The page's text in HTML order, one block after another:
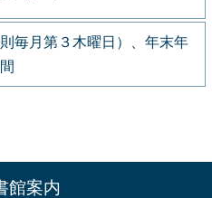
毎月第３木曜日）、年末年
館案内